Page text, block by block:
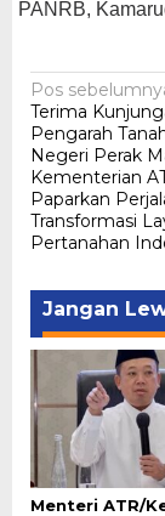
PANRB,
pos
Pos
Terima
Pengarah
Negeri Perak
Kementerian
Paparkan
Transformasi
Pertanahan
Jangan
Menteri ATR/